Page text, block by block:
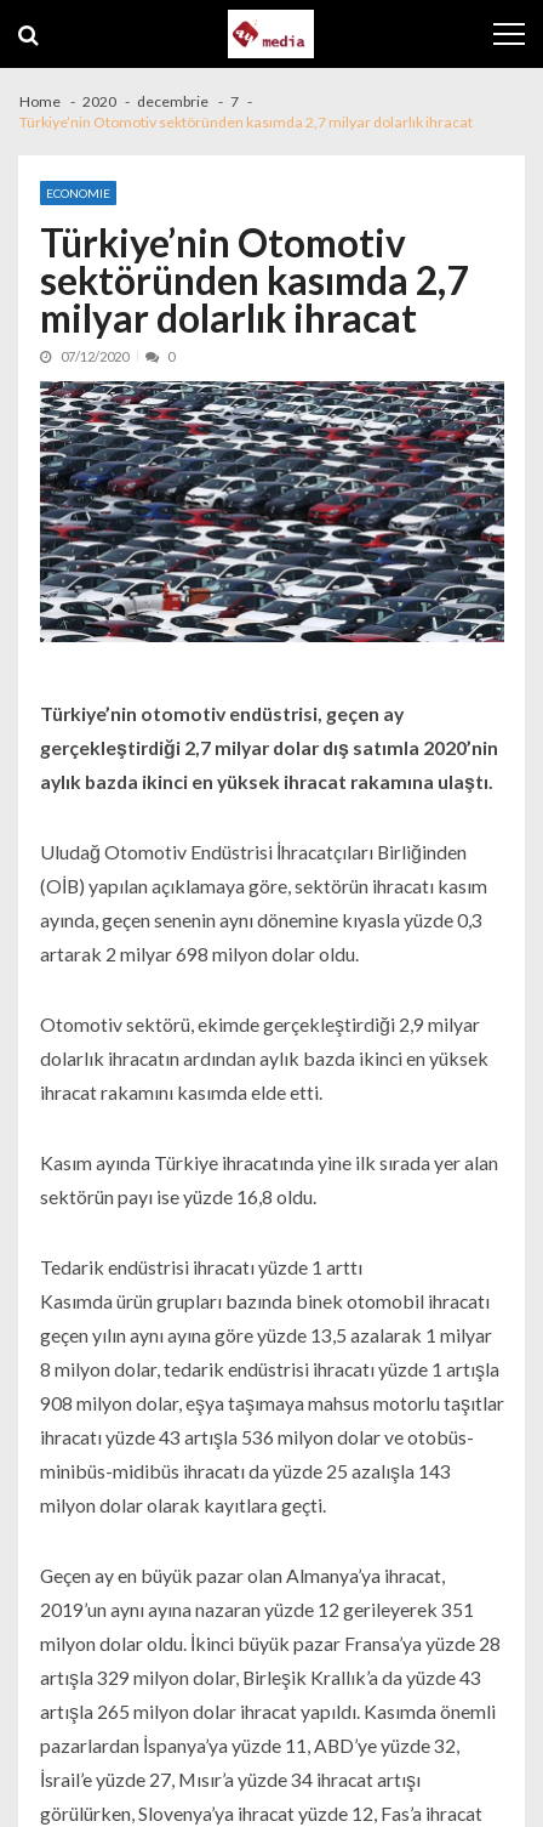
Home 2020 decembrie
7
Türkiye’nin Otomotiv sektöründen kasımda 2,7 milyar dolarlık ihracat
ECONOMIE
Türkiye’nin Otomotiv
sektöründen kasımda 2,7
milyar dolarlık ihracat
07/12/2020 0
Türkiye’nin otomotiv endüstrisi, geçen ay
gerçekleştirdiği 2,7 milyar dolar dış satımla 2020’nin
aylık bazda ikinci en yüksek ihracat rakamına ulaştı.
Uludağ Otomotiv Endüstrisi İhracatçıları Birliğinden
(OİB) yapılan açıklamaya göre, sektörün ihracatı kasım
ayında, geçen senenin aynı dönemine kıyasla yüzde 0,3
artarak 2 milyar 698 milyon dolar oldu.
Otomotiv sektörü, ekimde gerçekleştirdiği 2,9 milyar
dolarlık ihracatın ardından aylık bazda ikinci en yüksek
ihracat rakamını kasımda elde etti.
Kasım ayında Türkiye ihracatında yine ilk sırada yer alan
sektörün payı ise yüzde 16,8 oldu.
Tedarik endüstrisi ihracatı yüzde 1 arttı
Kasımda ürün grupları bazında binek otomobil ihracatı
geçen yılın aynı ayına göre yüzde 13,5 azalarak 1 milyar
8 milyon dolar, tedarik endüstrisi ihracatı yüzde 1 artışla
908 milyon dolar, eşya taşımaya mahsus motorlu taşıtlar
ihracatı yüzde 43 artışla 536 milyon dolar ve otobüs-
minibüs-midibüs ihracatı da yüzde 25 azalışla 143
milyon dolar olarak kayıtlara geçti.
Geçen ay en büyük pazar olan Almanya’ya ihracat,
2019’un aynı ayına nazaran yüzde 12 gerileyerek 351
milyon dolar oldu. İkinci büyük pazar Fransa’ya yüzde 28
artışla 329 milyon dolar, Birleşik Krallık’a da yüzde 43
artışla 265 milyon dolar ihracat yapıldı. Kasımda önemli
pazarlardan İspanya’ya yüzde 11, ABD’ye yüzde 32,
İsrail’e yüzde 27, Mısır’a yüzde 34 ihracat artışı
görülürken, Slovenya’ya ihracat yüzde 12, Fas’a ihracat